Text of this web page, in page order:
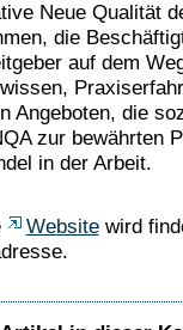
Neue Qualität
die
auf dem
Angeboten, die
zur bewährten
in der Arbeit.
Websitewird